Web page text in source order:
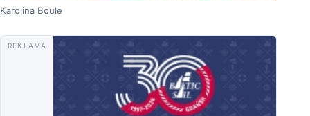
Karolina Boule
REKLAMA